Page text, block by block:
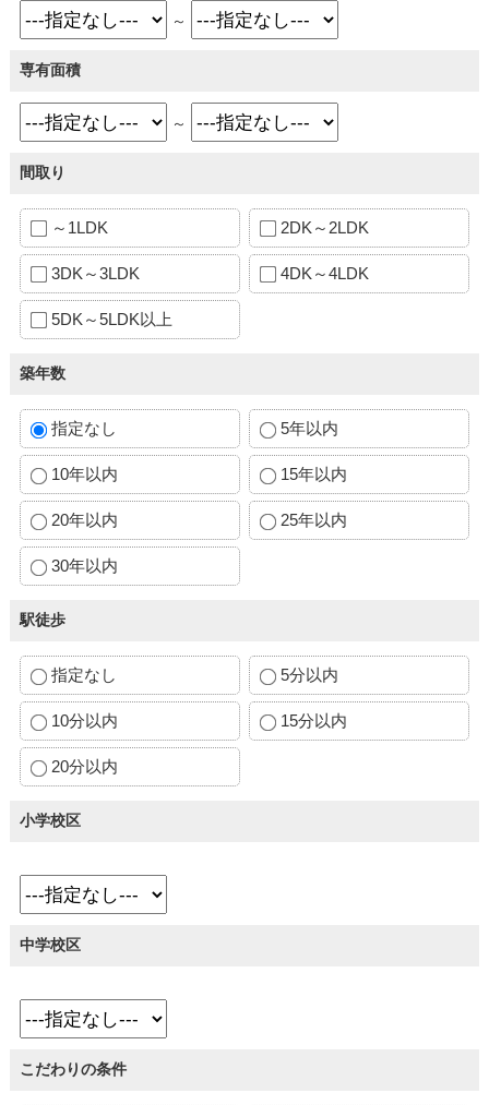
～
専有面積
～
間取り
～1LDK 2DK～2LDK
3DK～3LDK 4DK～4LDK
5DK～5LDK以上
築年数
指定なし 5年以内
10年以内 15年以内
20年以内 25年以内
30年以内
駅徒歩
指定なし 5分以内
10分以内 15分以内
20分以内
小学校区
中学校区
こだわりの条件